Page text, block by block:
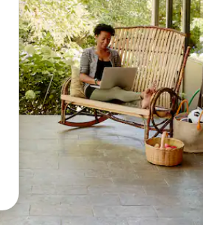
usando las teclas de las flechas hacia